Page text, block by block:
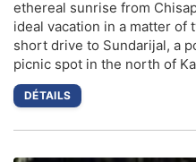
ethereal sunrise from
ideal vacation in a matter of
short drive to Sundarijal, a
picnic spot in the north of
DÉTAILS